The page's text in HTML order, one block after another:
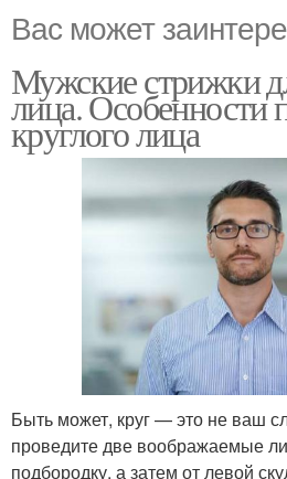
Вас может
Мужские стрижки
лица. Особенности
круглого лица
Быть может, круг — это не ваш
проведите две воображаемые
подбородку, а затем от левой